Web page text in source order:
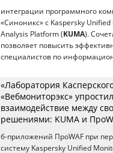
интеграции программного
«Синоникс» с Kaspersky
Analysis Platform (KUMA).
позволяет повысить
специалистов по
«Лаборатория
«Вебмониторэкс»
взаимодействие между
решениями: KUMA и
б-приложений ПроWAF при
систему Kaspersky Unified